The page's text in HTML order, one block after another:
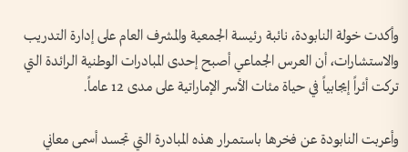
وأكدت خولة النابودة، نائبة رئيسة الجمعية والمشرف العام على إدارة التدريب
والاستشارات، أن العرس الجماعي أصبح إحدى المبادرات الوطنية الرائدة التي
تركت أثراً إيجابياً في حياة مئات الأسر الإماراتية على مدى 12 عاماً.
وأعربت النابودة عن فخرها باستمرار هذه المبادرة التي تجسد أسمى معاني